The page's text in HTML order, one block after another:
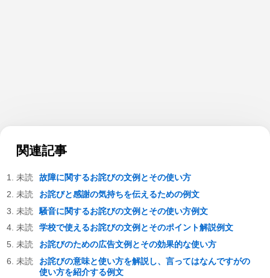
関連記事
故障に関するお詫びの文例とその使い方
お詫びと感謝の気持ちを伝えるための例文
騒音に関するお詫びの文例とその使い方例文
学校で使えるお詫びの文例とそのポイント解説例文
お詫びのための広告文例とその効果的な使い方
お詫びの意味と使い方を解説し、言ってはなんですがの
使い方を紹介する例文